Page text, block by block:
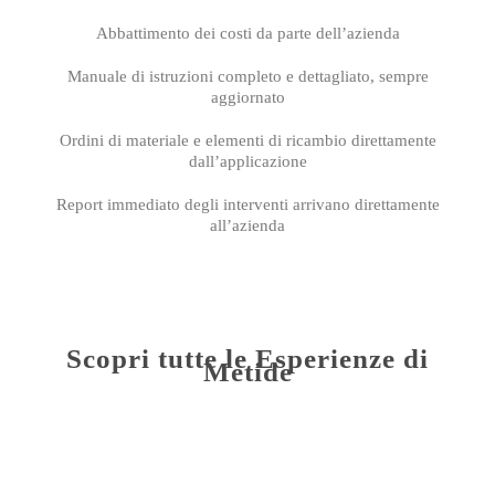
Abbattimento dei costi da parte dell’azienda
Manuale di istruzioni completo e dettagliato, sempre
aggiornato
Ordini di materiale e elementi di ricambio direttamente
dall’applicazione
Report immediato degli interventi arrivano direttamente
all’azienda
Scopri tutte le Esperienze di
Metide